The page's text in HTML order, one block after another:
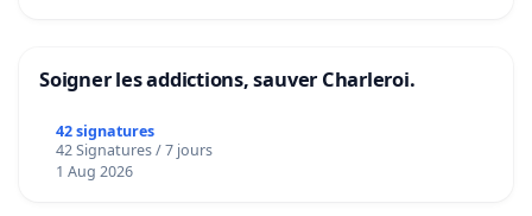
Soigner les addictions, sauver Charleroi.
42 signatures
42 Signatures / 7 jours
1 Aug 2026